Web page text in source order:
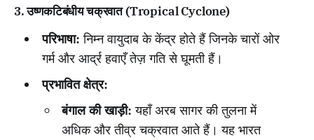
3. उष्णकटिबंधीय चक्रवात (Tropical Cyclone)
परिभाषा: निम्न वायुदाब के केंद्र होते हैं जिनके चारों ओर
गर्म और आर्द्र हवाएँ तेज़ गति से घूमती हैं।
प्रभावित क्षेत्र:
बंगाल की खाड़ी: यहाँ अरब सागर की तुलना में
अधिक और तीव्र चक्रवात आते हैं। यह भारत